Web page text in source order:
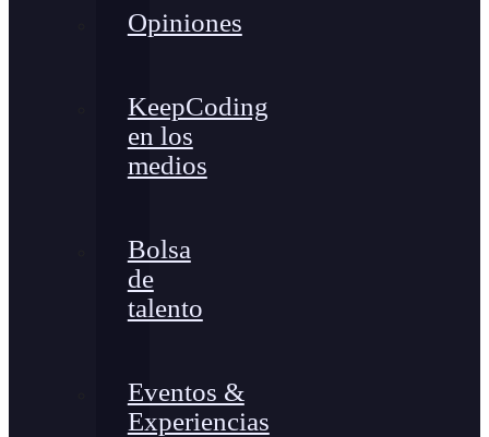
Opiniones
KeepCoding
en los
medios
Bolsa
de
talento
Eventos &
Experiencias